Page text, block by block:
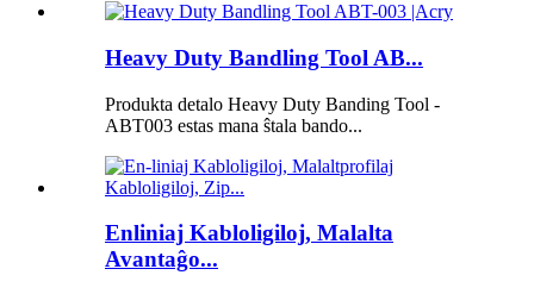
Heavy Duty Bandling Tool AB...
Produkta detalo Heavy Duty Banding Tool -
ABT003 estas mana ŝtala bando...
Enliniaj Kabloligiloj, Malalta
Avantaĝo...